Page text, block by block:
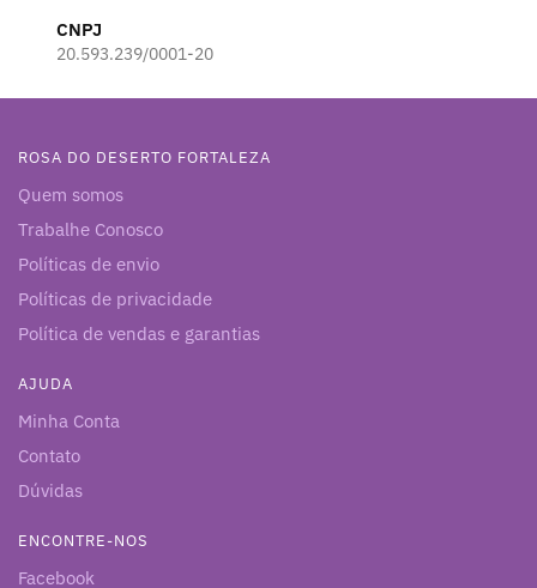
CNPJ
20.593.239/0001-20
ROSA DO DESERTO FORTALEZA
Quem somos
Trabalhe Conosco
Políticas de envio
Políticas de privacidade
Política de vendas e garantias
AJUDA
Minha Conta
Contato
Dúvidas
ENCONTRE-NOS
Facebook